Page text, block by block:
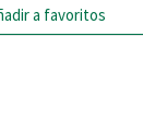
a favoritos